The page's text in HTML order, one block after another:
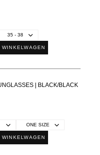
| BLACK/BLACK